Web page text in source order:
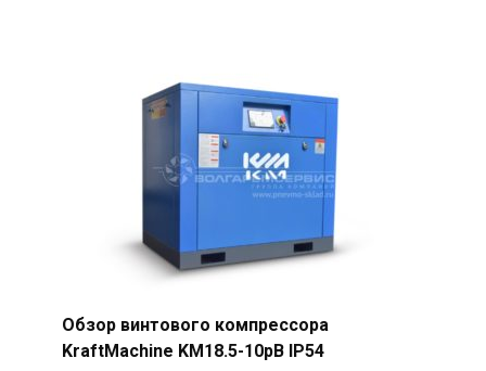
Обзор винтового компрессора
KraftMachine KM18.5-10рВ IP54